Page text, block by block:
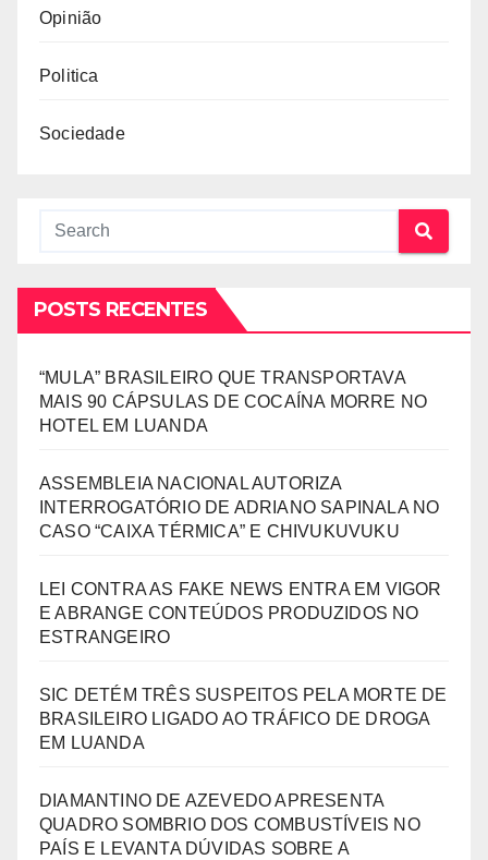
Opinião
Politica
Sociedade
POSTS RECENTES
“MULA” BRASILEIRO QUE TRANSPORTAVA
MAIS 90 CÁPSULAS DE COCAÍNA MORRE NO
HOTEL EM LUANDA
ASSEMBLEIA NACIONAL AUTORIZA
INTERROGATÓRIO DE ADRIANO SAPINALA NO
CASO “CAIXA TÉRMICA” E CHIVUKUVUKU
LEI CONTRA AS FAKE NEWS ENTRA EM VIGOR
E ABRANGE CONTEÚDOS PRODUZIDOS NO
ESTRANGEIRO
SIC DETÉM TRÊS SUSPEITOS PELA MORTE DE
BRASILEIRO LIGADO AO TRÁFICO DE DROGA
EM LUANDA
DIAMANTINO DE AZEVEDO APRESENTA
QUADRO SOMBRIO DOS COMBUSTÍVEIS NO
PAÍS E LEVANTA DÚVIDAS SOBRE A